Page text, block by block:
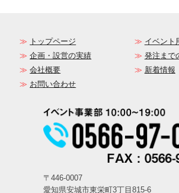
トップページ
イベント
企画・設営の実績
発注まで
会社概要
新着情報
お問い合わせ
〒446-0007
愛知県安城市東栄町3丁目815-6